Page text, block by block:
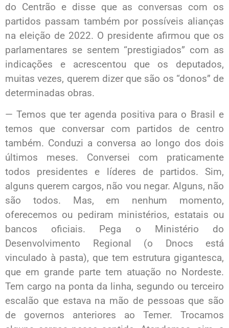
do Centrão e disse que as conversas com os
partidos passam também por possíveis alianças
na eleição de 2022. O presidente afirmou que os
parlamentares se sentem “prestigiados” com as
indicações e acrescentou que os deputados,
muitas vezes, querem dizer que são os “donos” de
determinadas obras.
— Temos que ter agenda positiva para o Brasil e
temos que conversar com partidos de centro
também. Conduzi a conversa ao longo dos dois
últimos meses. Conversei com praticamente
todos presidentes e líderes de partidos. Sim,
alguns querem cargos, não vou negar. Alguns, não
são todos. Mas, em nenhum momento,
oferecemos ou pediram ministérios, estatais ou
bancos oficiais. Pega o Ministério do
Desenvolvimento Regional (o Dnocs está
vinculado à pasta), que tem estrutura gigantesca,
que em grande parte tem atuação no Nordeste.
Tem cargo na ponta da linha, segundo ou terceiro
escalão que estava na mão de pessoas que são
de governos anteriores ao Temer. Trocamos